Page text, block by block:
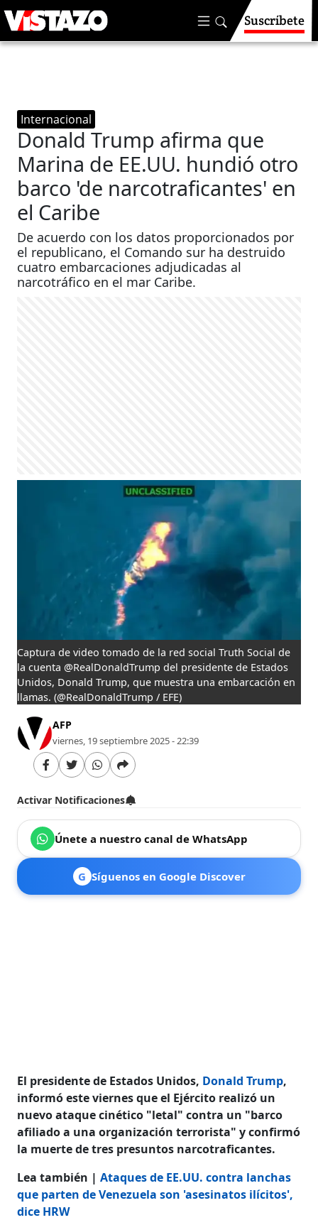
Suscríbete
Internacional
Donald Trump afirma que
Marina de EE.UU. hundió otro
barco 'de narcotraficantes' en
el Caribe
De acuerdo con los datos proporcionados por
el republicano, el Comando sur ha destruido
cuatro embarcaciones adjudicadas al
narcotráfico en el mar Caribe.
Captura de video tomado de la red social Truth Social de
la cuenta @RealDonaldTrump del presidente de Estados
Unidos, Donald Trump, que muestra una embarcación en
llamas. (@RealDonaldTrump / EFE)
AFP
viernes, 19 septiembre 2025 - 22:39
Activar Notificaciones
Únete a nuestro canal de WhatsApp
G Síguenos en Google Discover
El presidente de Estados Unidos, Donald Trump,
informó este viernes que el Ejército realizó un
nuevo ataque cinético "letal" contra un "barco
afiliado a una organización terrorista" y confirmó
la muerte de tres presuntos narcotraficantes.
Lea también |Ataques de EE.UU. contra lanchas
que parten de Venezuela son 'asesinatos ilícitos',
dice HRW